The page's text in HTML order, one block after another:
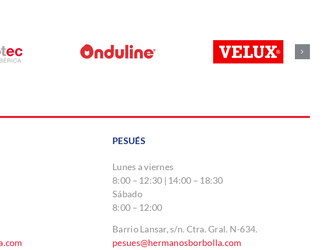
PESUÉS
Lunes a viernes
8:00 – 12:30 | 14:00 – 18:30
Sábado
8:00 – 12:00
Barrio Lansar, s/n. Ctra. Gral. N-634.
pesues@hermanosborbolla.com